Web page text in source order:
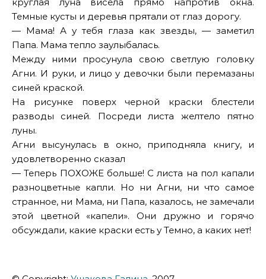
Темные кусты и деревья прятали от глаз дорогу.
— Мама! А у тебя глаза как звезды, — заметил
Папа. Мама тепло заулыбалась.
Между ними просунула свою светлую головку
Агни. И руки, и лицо у девочки были перемазаны
синей краской.
На рисунке поверх черной краски блестели
разводы синей. Посреди листа желтело пятно
луны.
Агни высунулась в окно, приподняла книгу, и
удовлетворенно сказал
— Теперь ПОХОЖЕ больше! С листа на пол капали
разноцветные капли. Но ни Агни, ни что самое
странное, ни Мама, ни Папа, казалось, не замечали
этой цветной «капели». Они дружно и горячо
обсуждали, какие краски есть у Темно, а каких нет!